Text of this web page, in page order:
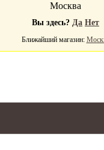
Москва
Вы здесь? Да Нет
Ближайший магазин: